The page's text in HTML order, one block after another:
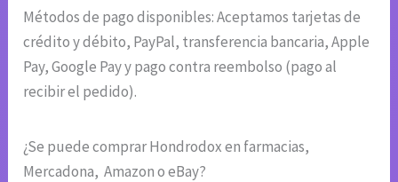
Métodos de pago disponibles: Aceptamos tarjetas de
crédito y débito, PayPal, transferencia bancaria, Apple
Pay, Google Pay y pago contra reembolso (pago al
recibir el pedido).
¿Se puede comprar Hondrodox en farmacias,
Mercadona, Amazon o eBay?